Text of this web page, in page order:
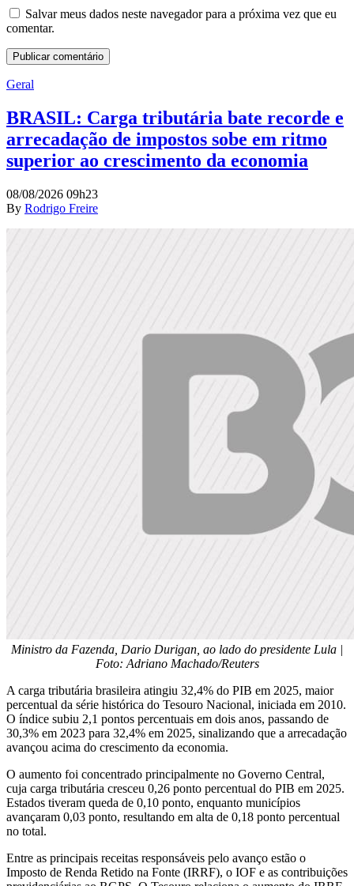
Salvar meus dados neste navegador para a próxima vez que eu
comentar.
Geral
BRASIL: Carga tributária bate recorde e
arrecadação de impostos sobe em ritmo
superior ao crescimento da economia
08/08/2026 09h23
By Rodrigo Freire
Ministro da Fazenda, Dario Durigan, ao lado do presidente Lula |
Foto: Adriano Machado/Reuters
A carga tributária brasileira atingiu 32,4% do PIB em 2025, maior
percentual da série histórica do Tesouro Nacional, iniciada em 2010.
O índice subiu 2,1 pontos percentuais em dois anos, passando de
30,3% em 2023 para 32,4% em 2025, sinalizando que a arrecadação
avançou acima do crescimento da economia.
O aumento foi concentrado principalmente no Governo Central,
cuja carga tributária cresceu 0,26 ponto percentual do PIB em 2025.
Estados tiveram queda de 0,10 ponto, enquanto municípios
avançaram 0,03 ponto, resultando em alta de 0,18 ponto percentual
no total.
Entre as principais receitas responsáveis pelo avanço estão o
Imposto de Renda Retido na Fonte (IRRF), o IOF e as contribuições